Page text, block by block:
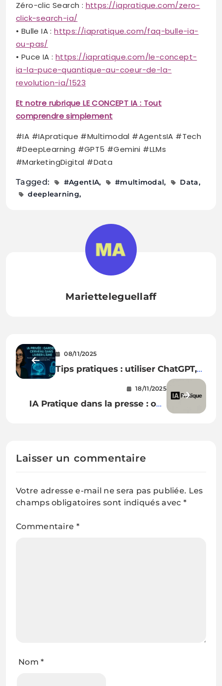
Zéro-clic Search : https://iapratique.com/zero-
click-search-ia/
• Bulle IA :https://iapratique.com/faq-bulle-ia-
ou-pas/
• Puce IA : https://iapratique.com/le-concept-
ia-la-puce-quantique-au-coeur-de-la-
revolution-ia/1523
Et notre rubrique LE CONCEPT IA : Tout
comprendre simplement
#IA #IApratique #Multimodal #AgentsIA #Tech
#DeepLearning #GPT5 #Gemini #LLMs
#MarketingDigital #Data
Tagged: #AgentIA #multimodal
Data
deeplearning
Marietteleguellaff
08/11/2025
Tips pratiques : utiliser ChatGPT,
Claude ou Perplexity sans
exposer ses données privées
18/11/2025
IA Pratique dans la presse : oui,
Laisser un commentaire
Votre adresse e-mail ne sera pas publiée. Les
champs obligatoires sont indiqués avec *
Commentaire *
Nom*